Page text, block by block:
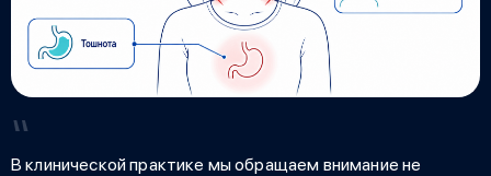
В клинической практике мы обращаем внимание не